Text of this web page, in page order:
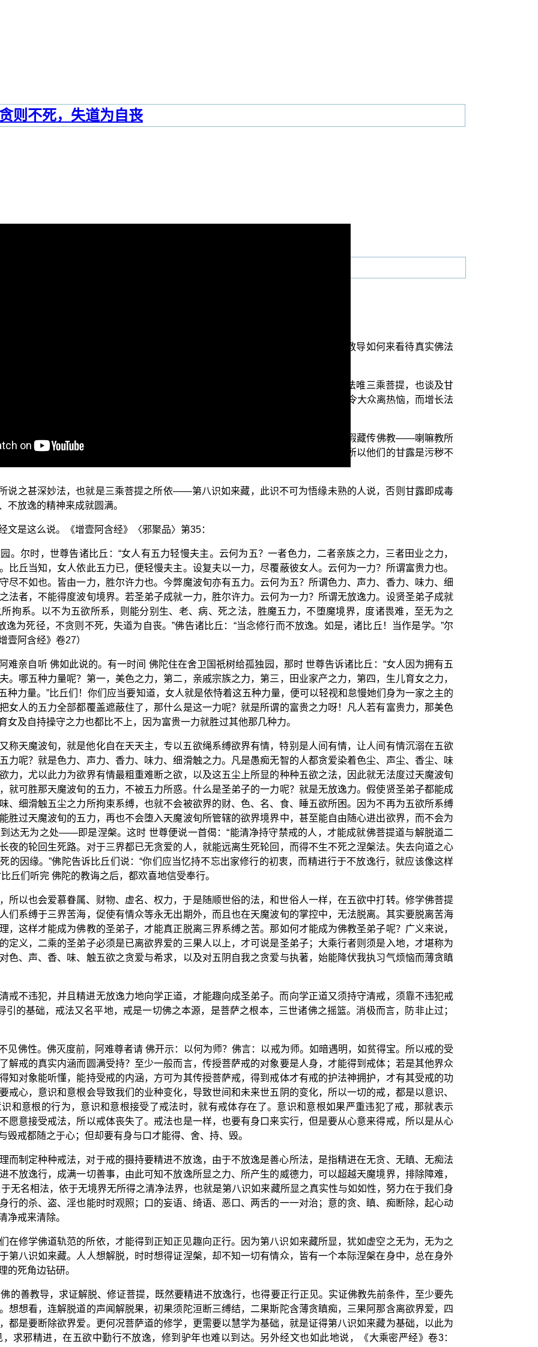
则不死，失道为自丧
正在演述的是“三乘菩提之佛典故事”单元，透过演述解说各种佛法故事的内容，教导如何来看待真实佛法
为甘露道，放逸为死径，不贪则不死，失道为自丧”，这则故事主旨是在谈论佛法唯三乘菩提，也谈及甘
所称名甘露，意思是指 佛所说的真实法义，就像经中所说：世尊说法如甘露，能令大众离热恼，而增长法
实佛法就是佛菩提道与解脱道二大甘露法门，除此外别无甘露法道。甘露绝非像假藏传佛教——喇嘛教所
、男精等物做成丸形，叫作白菩提；若有加入女经血做成丸形，则称为红菩提，所以他们的甘露是污秽不
说之甚深妙法，也就是三乘菩提之所依——第八识如来藏，此识不可为悟缘未熟的人说，否则甘露即成毒
不放逸的精神来成就圆满。
是这么说。《增壹阿含经》〈邪聚品〉第35：
。尔时，世尊告诸比丘：“女人有五力轻慢夫主。云何为五？一者色力，二者亲族之力，三者田业之力，
比丘当知，女人依此五力已，便轻慢夫主。设复夫以一力，尽覆蔽彼女人。云何为一力？所谓富贵力也。
尽不如也。皆由一力，胜尔许力也。今弊魔波旬亦有五力。云何为五？所谓色力、声力、香力、味力、细
法者，不能得度波旬境界。若圣弟子成就一力，胜尔许力。云何为一力？所谓无放逸力。设贤圣弟子成就
拘系。以不为五欲所系，则能分别生、老、病、死之法，胜魔五力，不堕魔境界，度诸畏难，至无为之
逸为死径，不贪则不死，失道为自丧。”佛告诸比丘：“当念修行而不放逸。如是，诸比丘！当作是学。”尔
壹阿含经》卷27）
难亲自听 佛如此说的。有一时间 佛陀住在舍卫国祇树给孤独园，那时 世尊告诉诸比丘：“女人因为拥有五
。哪五种力量呢？第一，美色之力，第二，亲戚宗族之力，第三，田业家产之力，第四，生儿育女之力，
种力量。”比丘们！你们应当要知道，女人就是依恃着这五种力量，便可以轻视和怠慢她们身为一家之主的
女人的五力全部都覆盖遮蔽住了，那什么是这一力呢？就是所谓的富贵之力呀！凡人若有富贵力，那美色
及自持操守之力也都比不上，因为富贵一力就胜过其他那几种力。
称天魔波旬，就是他化自在天天主，专以五欲绳系缚欲界有情，特别是人间有情，让人间有情沉溺在五欲
力呢？就是色力、声力、香力、味力、细滑触之力。凡是愚痴无智的人都贪爱染着色尘、声尘、香尘、味
力，尤以此力为欲界有情最粗重难断之欲，以及这五尘上所显的种种五欲之法，因此就无法度过天魔波旬
就可胜那天魔波旬的五力，不被五力所惑。什么是圣弟子的一力呢？就是无放逸力。假使贤圣弟子都能成
、细滑触五尘之力所拘束系缚，也就不会被欲界的财、色、名、食、睡五欲所困。因为不再为五欲所系缚
胜过天魔波旬的五力，再也不会堕入天魔波旬所管辖的欲界境界中，甚至能自由随心进出欲界，而不会为
达无为之处——即是涅槃。这时 世尊便说一首偈：“能清净持守禁戒的人，才能成就佛菩提道与解脱道二
夜的轮回生死路。对于三界都已无贪爱的人，就能远离生死轮回，而得不生不死之涅槃法。失去向道之心
的因缘。”佛陀告诉比丘们说：“你们应当忆持不忘出家修行的初衷，而精进行于不放逸行，就应该像这样
丘们听完 佛陀的教诲之后，都欢喜地信受奉行。
所以也会爱慕眷属、财物、虚名、权力，于是随顺世俗的法，和世俗人一样，在五欲中打转。修学佛菩提
们系缚于三界苦海，促使有情众等永无出期外，而且也在天魔波旬的掌控中，无法脱离。其实要脱离苦海
，这样才能成为佛教的圣弟子，才能真正脱离三界系缚之苦。那如何才能成为佛教圣弟子呢？广义来说，
定义，二乘的圣弟子必须是已离欲界爱的三果人以上，才可说是圣弟子；大乘行者则须是入地，才堪称为
色、声、香、味、触五欲之贪爱与希求，以及对五阴自我之贪爱与执著，始能降伏我执习气烦恼而薄贪瞋
戒不违犯，并且精进无放逸力地向学正道，才能趣向成圣弟子。而向学正道又须持守清戒，须靠不违犯戒
引的基础，戒法又名平地，戒是一切佛之本源，是菩萨之根本，三世诸佛之摇篮。消极而言，防非止过；
见佛性。佛灭度前，阿难尊者请 佛开示：以何为师？佛言：以戒为师。如暗遇明，如贫得宝。所以戒的受
解戒的真实内涵而圆满受持？至少一般而言，传授菩萨戒的对象要是人身，才能得到戒体；若是其他界众
知对象能听懂，能持受戒的内涵，方可为其传授菩萨戒，得到戒体才有戒的护法神拥护，才有其受戒的功
戒心，意识和意根会导致我们的业种变化，导致世间和未来世五阴的变化，所以一切的戒，都是以意识、
和意根的行为，意识和意根接受了戒法时，就有戒体存在了。意识和意根如果严重违犯了戒，那就表示
愿意接受戒法，所以戒体丧失了。戒法也是一样，也要有身口来实行，但是要从心意来得戒，所以是从心
戒都随之于心；但却要有身与口才能得、舍、持、毁。
而制定种种戒法，对于戒的摄持要精进不放逸，由于不放逸是善心所法，是指精进在无贪、无瞋、无痴法
不放逸行，成满一切善事，由此可知不放逸所显之力、所产生的威德力，可以超越天魔境界，排除障难，
无名相法，依于无境界无所得之清净法界，也就是第八识如来藏所显之真实性与如如性，努力在于我们身
行的杀、盗、淫也能时时观照；口的妄语、绮语、恶口、两舌的一一对治；意的贪、瞋、痴断除，起心动
净戒来清除。
在修学佛道轨范的所依，才能得到正知正见趣向正行。因为第八识如来藏所显，犹如虚空之无为，无为之
第八识如来藏。人人想解脱，时时想得证涅槃，却不知一切有情众，皆有一个本际涅槃在身中，总在身外
的死角边钻研。
的善教导，求证解脱、修证菩提，既然要精进不放逸行，也得要正行正见。实证佛教先前条件，至少要先
想想看，连解脱道的声闻解脱果，初果须陀洹断三缚结，二果斯陀含薄贪瞋痴，三果阿那含离欲界爱，四
都是要断除欲界爱。更何况菩萨道的修学，更需要以慧学为基础，就是证得第八识如来藏为基础，以此为
求邪精进，在五欲中勤行不放逸，修到驴年也难以到达。另外经文也如此地说，《大乘密严经》卷3：